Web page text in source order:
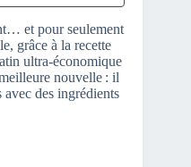
et pour seulement
grâce à la recette
ultra-économique
nouvelle : il
avec des ingrédients